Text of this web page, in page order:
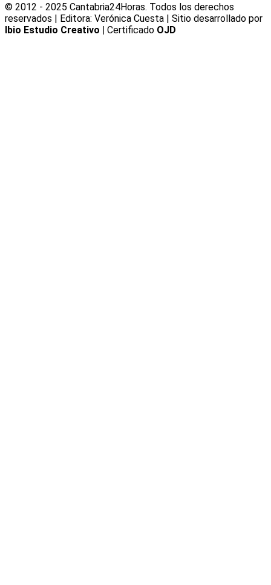
© 2012 - 2025 Cantabria24Horas. Todos los derechos
reservados | Editora: Verónica Cuesta | Sitio desarrollado por
Ibio Estudio Creativo | Certificado OJD